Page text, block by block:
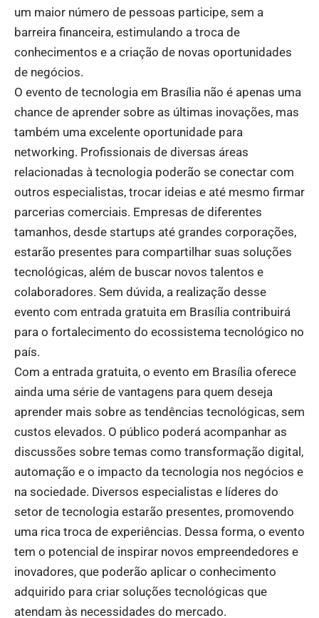
um maior número de pessoas participe, sem a
barreira financeira, estimulando a troca de
conhecimentos e a criação de novas oportunidades
de negócios.
O evento de tecnologia em Brasília não é apenas uma
chance de aprender sobre as últimas inovações, mas
também uma excelente oportunidade para
networking. Profissionais de diversas áreas
relacionadas à tecnologia poderão se conectar com
outros especialistas, trocar ideias e até mesmo firmar
parcerias comerciais. Empresas de diferentes
tamanhos, desde startups até grandes corporações,
estarão presentes para compartilhar suas soluções
tecnológicas, além de buscar novos talentos e
colaboradores. Sem dúvida, a realização desse
evento com entrada gratuita em Brasília contribuirá
para o fortalecimento do ecossistema tecnológico no
país.
Com a entrada gratuita, o evento em Brasília oferece
ainda uma série de vantagens para quem deseja
aprender mais sobre as tendências tecnológicas, sem
custos elevados. O público poderá acompanhar as
discussões sobre temas como transformação digital,
automação e o impacto da tecnologia nos negócios e
na sociedade. Diversos especialistas e líderes do
setor de tecnologia estarão presentes, promovendo
uma rica troca de experiências. Dessa forma, o evento
tem o potencial de inspirar novos empreendedores e
inovadores, que poderão aplicar o conhecimento
adquirido para criar soluções tecnológicas que
atendam às necessidades do mercado.